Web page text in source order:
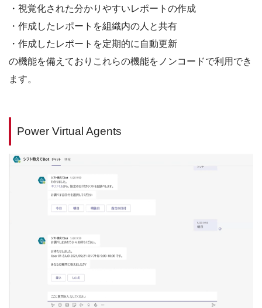
・視覚化された分かりやすいレポートの作成
・作成したレポートを組織内の人と共有
・作成したレポートを定期的に自動更新
の機能を備えておりこれらの機能をノンコードで利用でき
ます。
Power Virtual Agents